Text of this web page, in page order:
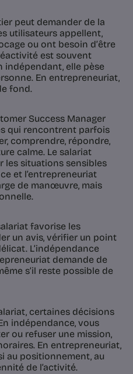
peut demander de la
utilisateurs appellent,
ou ont besoin d’être
est souvent
indépendant, elle pèse
En entrepreneuriat,
fond.
Success Manager
qui rencontrent parfois
comprendre, répondre,
calme. Le salariat
les situations sensibles
et l’entrepreneuriat
de manœuvre, mais
favorise les
un avis, vérifier un point
L’indépendance
demande de
s’il reste possible de
certaines décisions
indépendance, vous
ou refuser une mission,
En entrepreneuriat,
au positionnement, au
de l’activité.